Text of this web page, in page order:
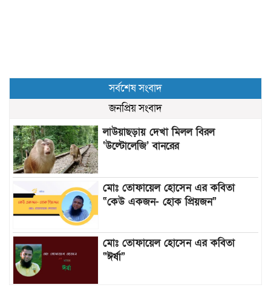
সর্বশেষ সংবাদ
জনপ্রিয় সংবাদ
লাউয়াছড়ায় দেখা মিলল বিরল
‘উল্টোলেজি’ বানরের
মোঃ তোফায়েল হোসেন এর কবিতা
“কেউ একজন- হোক প্রিয়জন”
মোঃ তোফায়েল হোসেন এর কবিতা
“ঈর্ষা”